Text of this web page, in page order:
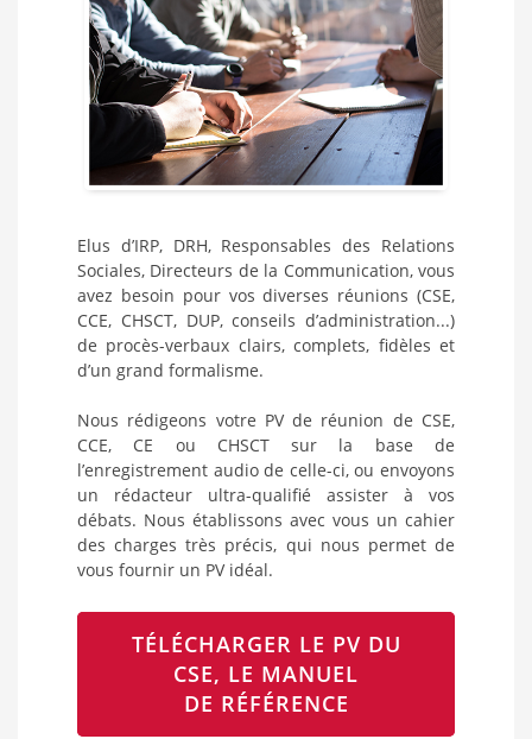
Elus d’IRP, DRH, Responsables des Relations
Sociales, Directeurs de la Communication, vous
avez besoin pour vos diverses réunions (CSE,
CCE, CHSCT, DUP, conseils d’administration...)
de procès-verbaux clairs, complets, fidèles et
d’un grand formalisme.
Nous rédigeons votre PV de réunion de CSE,
CCE, CE ou CHSCT sur la base de
l’enregistrement audio de celle-ci, ou envoyons
un rédacteur ultra-qualifié assister à vos
débats. Nous établissons avec vous un cahier
des charges très précis, qui nous permet de
vous fournir un PV idéal.
TÉLÉCHARGER LE PV DU
CSE, LE MANUEL
DE RÉFÉRENCE